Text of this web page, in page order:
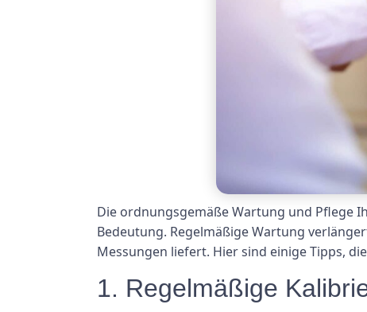
Die ordnungsgemäße Wartung und Pflege
Bedeutung. Regelmäßige Wartung
Messungen liefert. Hier sind einige Tipps,
1. Regelmäßige